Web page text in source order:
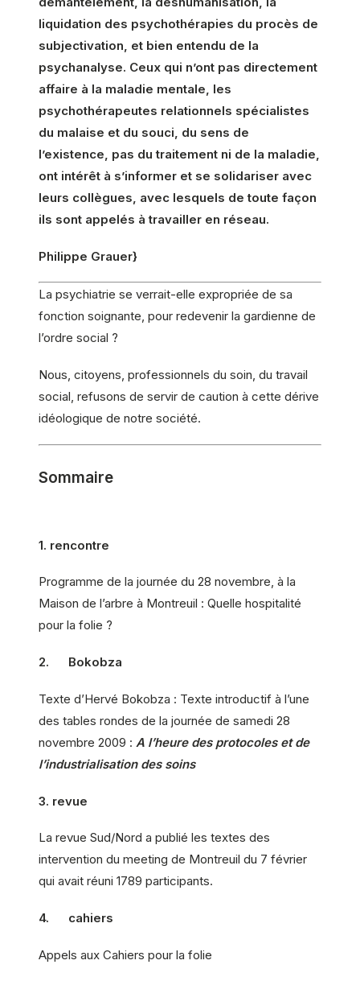
liquidation des psychothérapies du procès de
subjectivation, et bien entendu de la
psychanalyse. Ceux qui n’ont pas directement
affaire à la maladie mentale, les
psychothérapeutes relationnels spécialistes
du malaise et du souci, du sens de
l’existence, pas du traitement ni de la maladie,
ont intérêt à s’informer et se solidariser avec
leurs collègues, avec lesquels de toute façon
ils sont appelés à travailler en réseau.
Philippe Grauer}
La psychiatrie se verrait-elle expropriée de sa
fonction soignante, pour redevenir la gardienne de
l’ordre social ?
Nous, citoyens, professionnels du soin, du travail
social, refusons de servir de caution à cette dérive
idéologique de notre société.
Sommaire
1. rencontre
Programme de la journée du 28 novembre, à la
Maison de l’arbre à Montreuil : Quelle hospitalité
pour la folie ?
2. Bokobza
Texte d’Hervé Bokobza : Texte introductif à l’une
des tables rondes de la journée de samedi 28
novembre 2009 : A l’heure des protocoles et de
l’industrialisation des soins
3. revue
La revue Sud/Nord a publié les textes des
intervention du meeting de Montreuil du 7 février
qui avait réuni 1789 participants.
4. cahiers
Appels aux Cahiers pour la folie